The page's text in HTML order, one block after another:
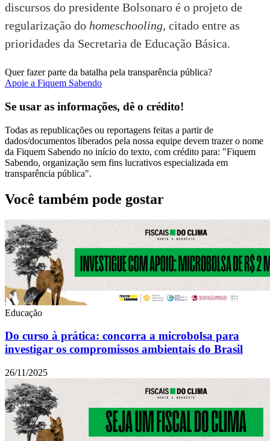
discursos do presidente Bolsonaro é o projeto de
regularização do homeschooling, citado entre as
prioridades da Secretaria de Educação Básica.
Quer fazer parte da batalha pela transparência pública?
Apoie a Fiquem Sabendo
Se usar as informações, dê o crédito!
Todas as republicações ou reportagens feitas a partir de
dados/documentos liberados pela nossa equipe devem trazer o nome
da Fiquem Sabendo no início do texto, com crédito para: "Fiquem
Sabendo, organização sem fins lucrativos especializada em
transparência pública".
Você também pode gostar
Educação
Do curso à prática: concorra a microbolsa para
investigar os compromissos ambientais do Brasil
26/11/2025